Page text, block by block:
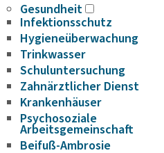
Gesundheit
Infektionsschutz
Hygieneüberwachung
Trinkwasser
Schuluntersuchung
Zahnärztlicher Dienst
Krankenhäuser
Psychosoziale
Arbeitsgemeinschaft
Beifuß-Ambrosie